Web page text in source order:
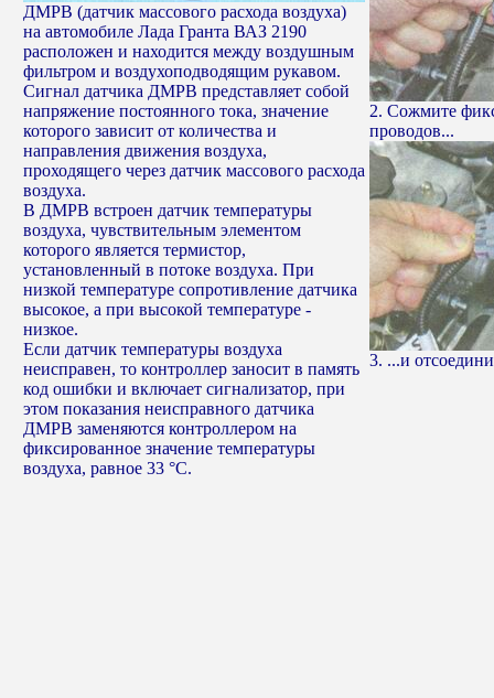
ДМРВ (датчик массового расхода воздуха)
на автомобиле Лада Гранта ВАЗ 2190
расположен и находится между воздушным
фильтром и воздухоподводящим рукавом.
Сигнал датчика ДМРВ представляет собой
напряжение постоянного тока, значение
которого зависит от количества и
направления движения воздуха,
проходящего через датчик массового расхода
воздуха.
В ДМРВ встроен датчик температуры
воздуха, чувствительным элементом
которого является термистор,
установленный в потоке воздуха. При
низкой температуре сопротивление датчика
высокое, а при высокой температуре -
низкое.
Если датчик температуры воздуха
неисправен, то контроллер заносит в память
код ошибки и включает сигнализатор, при
этом показания неисправного датчика
ДМРВ заменяются контроллером на
фиксированное значение температуры
воздуха, равное 33 °C.
2. Сожмите
проводов...
3. ...и